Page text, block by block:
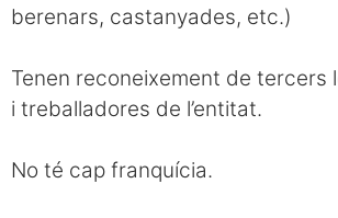
berenars, castanyades, etc.)
Tenen reconeixement de tercers
i treballadores de l’entitat.
No té cap franquícia.